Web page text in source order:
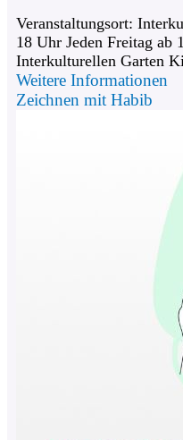
Veranstaltungsort:
18 Uhr Jeden Freitag
Interkulturellen Garten
Weitere Informationen
Zeichnen mit Habib